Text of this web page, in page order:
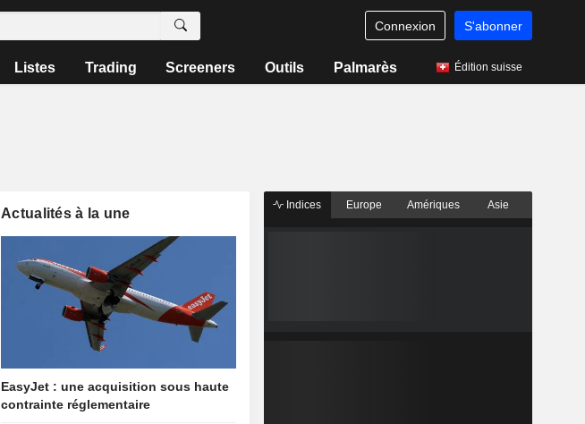
Connexion S'abonner
Listes Trading Screeners Outils Palmarès Édition suisse
Actualités à la une
EasyJet : une acquisition sous haute
contrainte réglementaire
Indices Europe Amériques Asie